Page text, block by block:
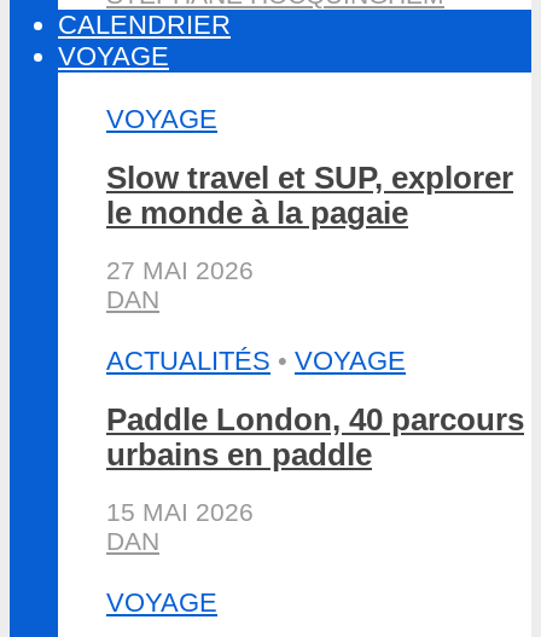
CALENDRIER
VOYAGE
VOYAGE
Slow travel et SUP, explorer
le monde à la pagaie
27 MAI 2026
DAN
ACTUALITÉS • VOYAGE
Paddle London, 40 parcours
urbains en paddle
15 MAI 2026
DAN
VOYAGE